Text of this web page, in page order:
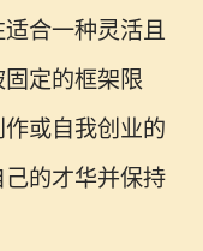
合一种灵活且
定的框架限
或自我创业的
的才华并保持